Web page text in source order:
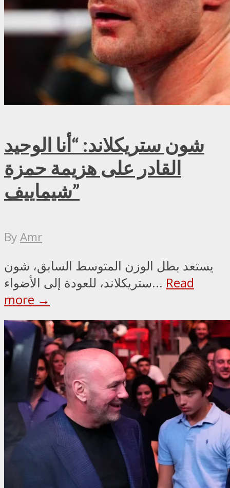
شون ستريكلاند: “أنا الوحيد
القادر على هزيمة حمزة
شيماييف”
ByAmr
يستعد بطل الوزن المتوسط السابق، شون
ستريكلاند، للعودة إلى الأضواء... Read
more →